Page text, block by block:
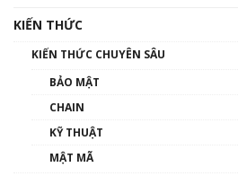
KIẾN THỨC
KIẾN THỨC CHUYÊN SÂU
BẢO MẬT
CHAIN
KỸ THUẬT
MẬT MÃ